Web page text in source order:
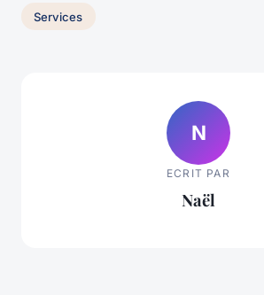
Services
N
ECRIT PAR
Naël